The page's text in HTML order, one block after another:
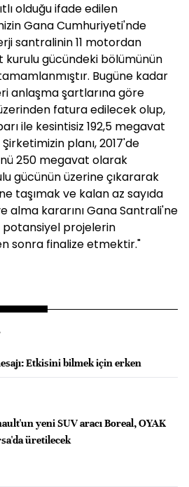
olduğu ifade edilen
Gana Cumhuriyeti'nde
santralinin 11 motordan
kurulu gücündeki bölümünün
Bugüne kadar
anlaşma şartlarına göre
fatura edilecek olup,
ile kesintisiz 192,5 megavat
planı, 2017'de
250 megavat olarak
gücünün üzerine çıkararak
taşımak ve kalan az sayıda
alma kararını Gana Santrali'ne
projelerin
sonra finalize etmektir."
Etkisini bilmek için erken
yeni SUV aracı Boreal, OYAK
üretilecek